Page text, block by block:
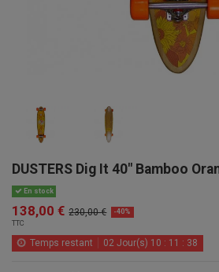
DUSTERS Dig It 40" Bamboo
En stock
138,00 € 230,00 € -40%
TTC
Temps restant 02 Jour(s) 10 : 11 : 38